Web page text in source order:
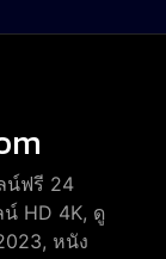
น์ฟรี 24
HD 4K, ดู
หนัง